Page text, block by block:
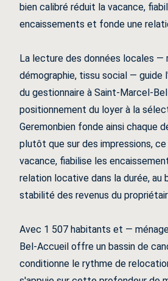
bien calibré réduit la vacance,
encaissements et fonde une
La lecture des données locales —
démographie, tissu social — guide
du gestionnaire à Saint-Marcel-
positionnement du loyer à la
Geremonbien fonde ainsi chaque
plutôt que sur des impressions,
vacance, fiabilise les
relation locative dans la durée, au
stabilité des revenus du
Avec 1 507 habitants et —
Bel-Accueil offre un bassin de
conditionne le rythme de